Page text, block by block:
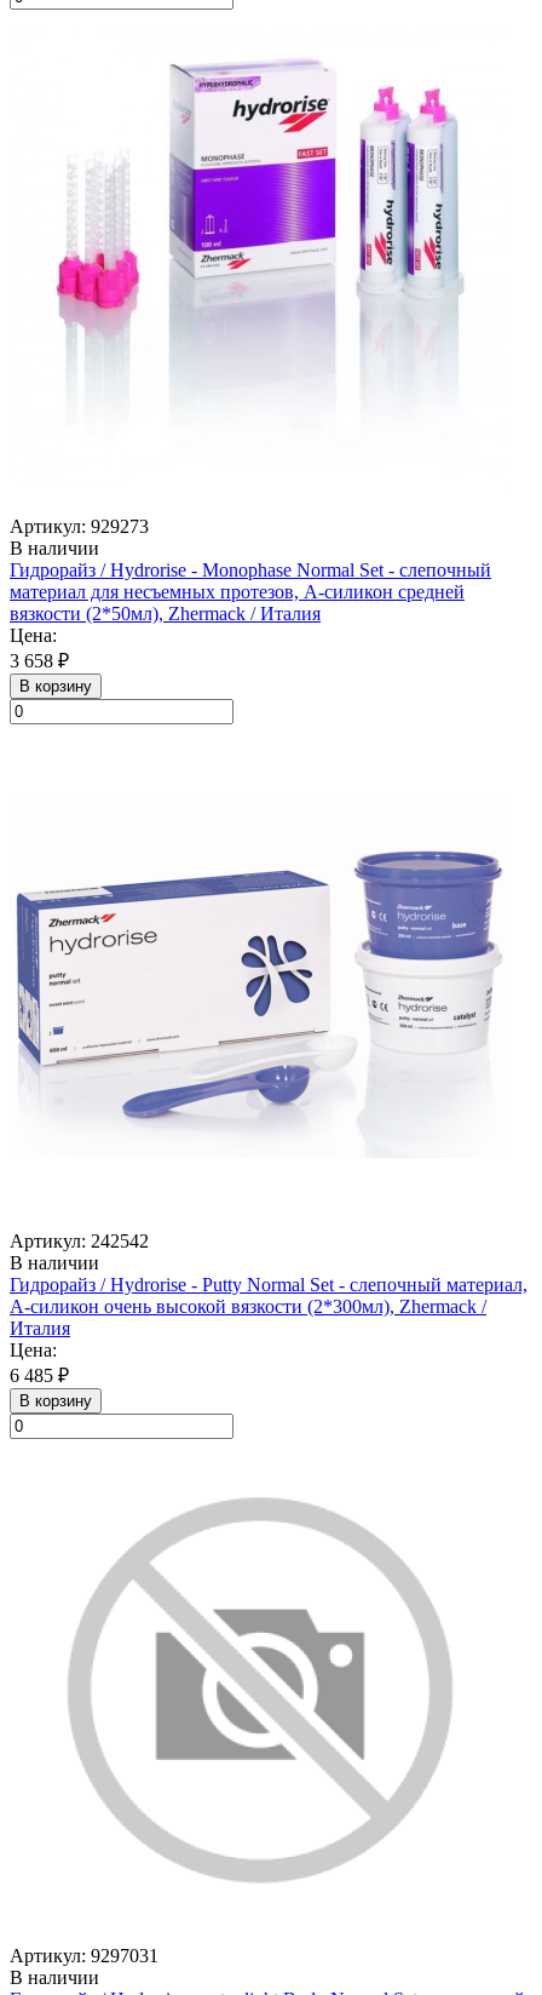
Артикул: 929273
В наличии
Гидрорайз / Hydrorise - Monophase Normal Set - слепочный
материал для несъемных протезов, А-силикон средней
вязкости (2*50мл), Zhermack / Италия
Цена:
3 658 ₽
В корзину
Артикул: 242542
В наличии
Гидрорайз / Hydrorise - Putty Normal Set - слепочный материал,
А-силикон очень высокой вязкости (2*300мл), Zhermack /
Италия
Цена:
6 485 ₽
В корзину
Артикул: 9297031
В наличии